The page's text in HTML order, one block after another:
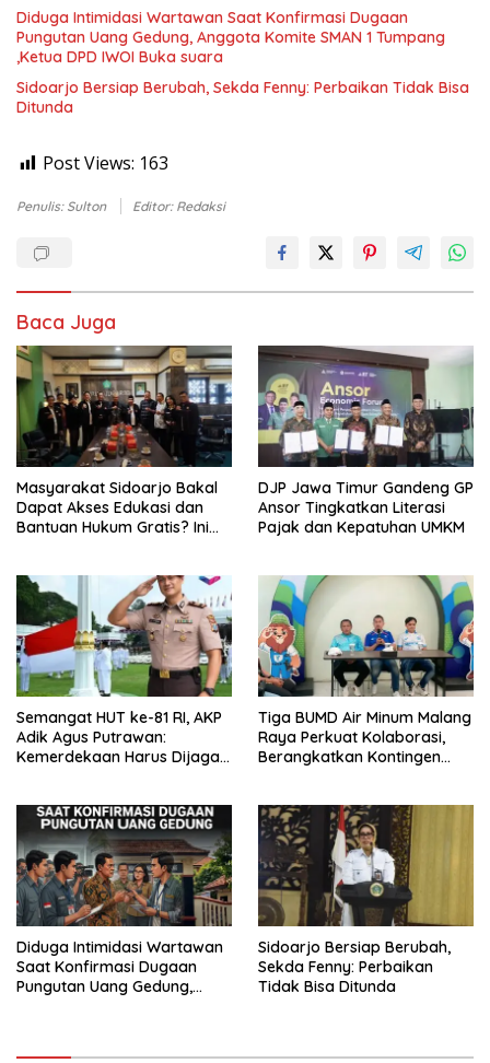
Diduga Intimidasi Wartawan Saat Konfirmasi Dugaan
Pungutan Uang Gedung, Anggota Komite SMAN 1 Tumpang
,Ketua DPD IWOI Buka suara
Sidoarjo Bersiap Berubah, Sekda Fenny: Perbaikan Tidak Bisa
Ditunda
Post Views: 163
Penulis: Sulton Editor: Redaksi
Baca Juga
Masyarakat Sidoarjo Bakal
Dapat Akses Edukasi dan
Bantuan Hukum Gratis? Ini
DJP Jawa Timur Gandeng GP
Ansor Tingkatkan Literasi
Pajak dan Kepatuhan UMKM
Semangat HUT ke-81 RI, AKP
Adik Agus Putrawan:
Kemerdekaan Harus Dijaga
Tiga BUMD Air Minum Malang
Raya Perkuat Kolaborasi,
Berangkatkan Kontingen
Diduga Intimidasi Wartawan
Saat Konfirmasi Dugaan
Pungutan Uang Gedung,
Sidoarjo Bersiap Berubah,
Sekda Fenny: Perbaikan
Tidak Bisa Ditunda